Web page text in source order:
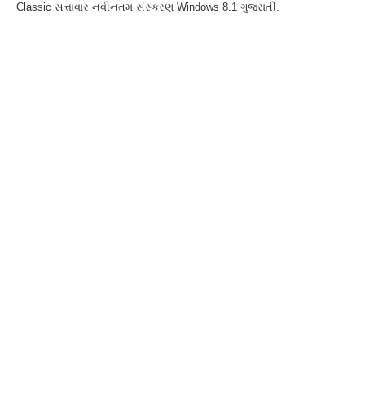
Classic સત્તાવાર નવીનતમ સંસ્કરણ Windows 8.1 ગુજરાતીં.